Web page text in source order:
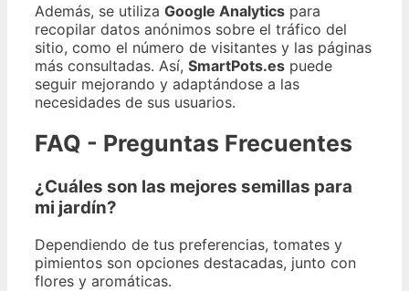
Además, se utiliza Google Analytics para
recopilar datos anónimos sobre el tráfico del
sitio, como el número de visitantes y las páginas
más consultadas. Así, SmartPots.es puede
seguir mejorando y adaptándose a las
necesidades de sus usuarios.
FAQ - Preguntas Frecuentes
¿Cuáles son las mejores semillas para
mi jardín?
Dependiendo de tus preferencias, tomates y
pimientos son opciones destacadas, junto con
flores y aromáticas.